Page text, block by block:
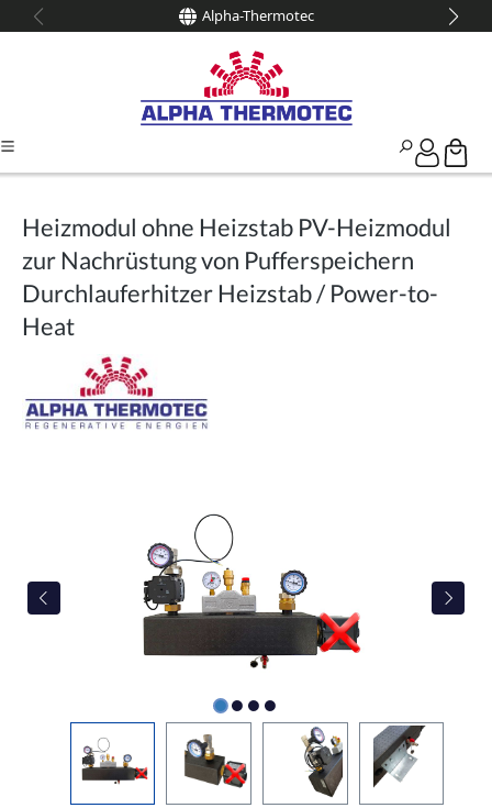
springen Alpha-Thermotec
Heizmodul ohne Heizstab PV-Heizmodul
zur Nachrüstung von Pufferspeichern
Durchlauferhitzer Heizstab / Power-to-
Heat